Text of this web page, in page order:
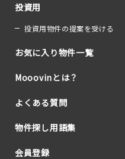
投資用
投資用物件の提案を受ける
お気に入り物件一覧
Mooovinとは？
よくある質問
物件探し用語集
会員登録